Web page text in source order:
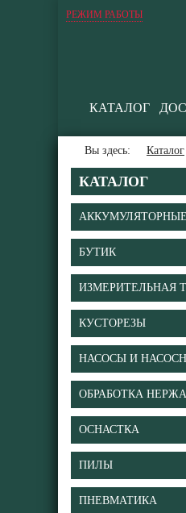
РЕЖИМ РАБОТЫ
КАТАЛОГ
Вы здесь: Каталог
КАТАЛОГ
БУТИК
ИЗМЕРИТЕЛЬНАЯ
КУСТОРЕЗЫ
НАСОСЫ И
ОБРАБОТКА
ОСНАСТКА
ПИЛЫ
ПНЕВМАТИКА